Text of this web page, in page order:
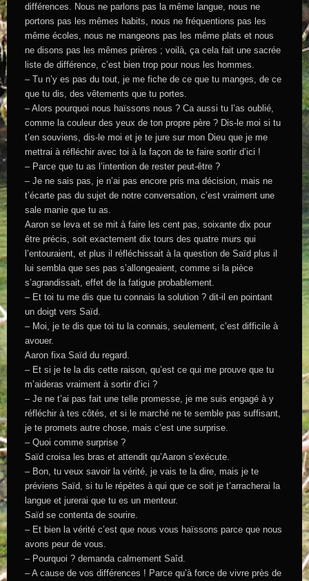
différences. Nous ne parlons pas la même langue, nous ne
portons pas les mêmes habits, nous ne fréquentions pas les
même écoles, nous ne mangeons pas les même plats et nous
ne disons pas les mêmes prières ; voilà, ça cela fait une sacrée
liste de différence, c’est bien trop pour nous les hommes.
– Tu n’y es pas du tout, je me fiche de ce que tu manges, de ce
que tu dis, des vêtements que tu portes.
– Alors pourquoi nous haïssons nous ? Ca aussi tu l’as oublié,
comme la couleur des yeux de ton propre père ? Dis-le moi si tu
t’en souviens, dis-le moi et je te jure sur mon Dieu que je me
mettrai à réfléchir avec toi à la façon de te faire sortir d’ici !
– Parce que tu as l’intention de rester peut-être ?
– Je ne sais pas, je n’ai pas encore pris ma décision, mais ne
t’écarte pas du sujet de notre conversation, c’est vraiment une
sale manie que tu as.
Aaron se leva et se mit à faire les cent pas, soixante dix pour
être précis, soit exactement dix tours des quatre murs qui
l’entouraient, et plus il réfléchissait à la question de Saïd plus il
lui sembla que ses pas s’allongeaient, comme si la pièce
s’agrandissait, effet de la fatigue probablement.
– Et toi tu me dis que tu connais la solution ? dit-il en pointant
un doigt vers Saïd.
– Moi, je te dis que toi tu la connais, seulement, c’est difficile à
avouer.
Aaron fixa Saïd du regard.
– Et si je te la dis cette raison, qu’est ce qui me prouve que tu
m’aideras vraiment à sortir d’ici ?
– Je ne t’ai pas fait une telle promesse, je me suis engagé à y
réfléchir à tes côtés, et si le marché ne te semble pas suffisant,
je te promets autre chose, mais c’est une surprise.
– Quoi comme surprise ?
Saïd croisa les bras et attendit qu’Aaron s’exécute.
– Bon, tu veux savoir la vérité, je vais te la dire, mais je te
préviens Saïd, si tu le répètes à qui que ce soit je t’arracherai la
langue et jurerai que tu es un menteur.
Saïd se contenta de sourire.
– Et bien la vérité c’est que nous vous haïssons parce que nous
avons peur de vous.
– Pourquoi ? demanda calmement Saîd.
– A cause de vos différences ! Parce qu’à force de vivre près de